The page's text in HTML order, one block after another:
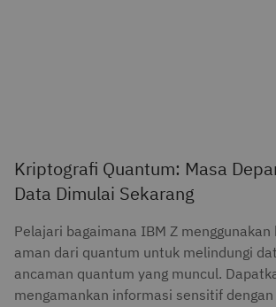
Kriptografi Quantum: Masa
Data Dimulai Sekarang
Pelajari bagaimana IBM Z
aman dari quantum untuk melindungi
ancaman quantum yang muncul.
mengamankan informasi sensitif